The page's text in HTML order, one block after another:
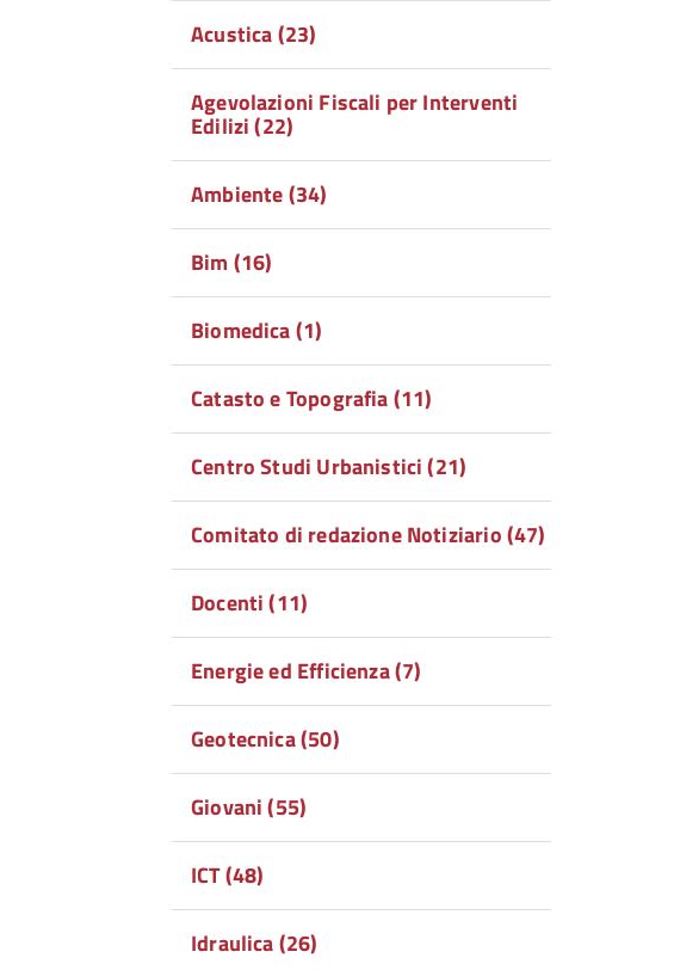
Acustica (23)
Agevolazioni Fiscali per Interventi
Edilizi (22)
Ambiente (34)
Bim (16)
Biomedica (1)
Catasto e Topografia (11)
Centro Studi Urbanistici (21)
Comitato di redazione Notiziario (47)
Docenti (11)
Energie ed Efficienza (7)
Geotecnica (50)
Giovani (55)
ICT (48)
Idraulica (26)